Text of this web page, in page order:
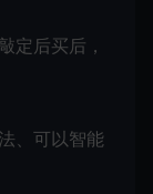
定后买后，
、可以智能